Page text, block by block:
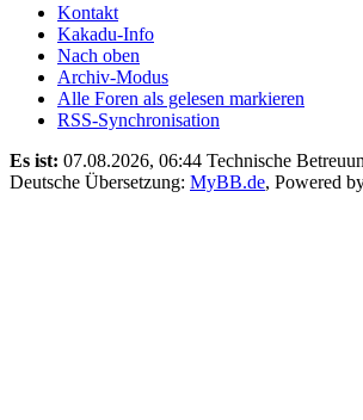
Kontakt
Kakadu-Info
Nach oben
Archiv-Modus
Alle Foren als gelesen markieren
RSS-Synchronisation
Es ist: 07.08.2026, 06:44 Technische
Deutsche Übersetzung: MyBB.de, Powered